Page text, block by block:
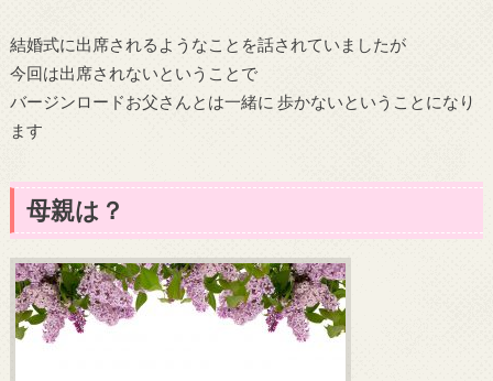
結婚式に出席されるようなことを話されていましたが
今回は出席されないということで
バージンロードお父さんとは一緒に 歩かないということになり
ます
母親は？